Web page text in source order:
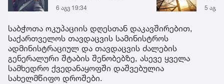
ვთქვა...“ - გოგა მანიას
უახლესი
წინასწარმეტყველება
6 აგვ 19:34 5 აგვ
საბჭოთა ოკუპაციის დღესთან დაკავშირებით,
საქართველოს თავდაცვის სამინისტროს
ადმინისტრაციულ და თავდაცვის ძალების
გენერალური შტაბის შენობებზე, ასევე ყველა
სამხედრო ქვედანაყოფში დაშვებულია
სახელმწიფო დროშები.